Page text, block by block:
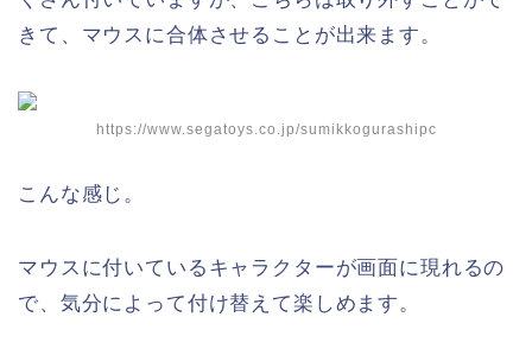
きて、マウスに合体させることが出来ます。
https://www.segatoys.co.jp/sumikkogurashipc
こんな感じ。
マウスに付いているキャラクターが画面に現れるの
で、気分によって付け替えて楽しめます。